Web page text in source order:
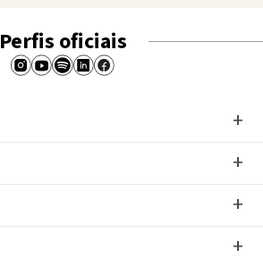
Perfis oficiais
+
+
+
+